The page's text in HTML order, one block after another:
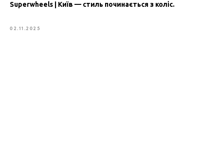
Superwheels | Київ — стиль починається з коліс.
02.11.2025